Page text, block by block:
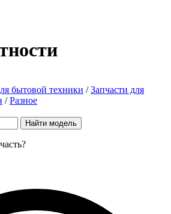
бытовой техники /Запчасти для
/Разное